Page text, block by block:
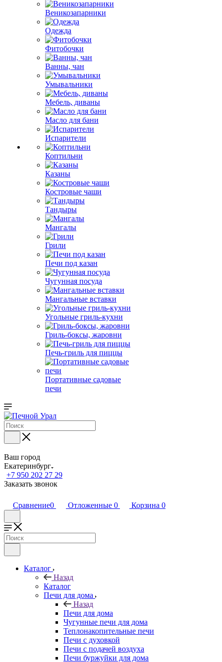
Веникозапарники
Одежда
Фитобочки
Ванны, чан
Умывальники
Мебель, диваны
Масло для бани
Испарители
Коптильни
Казаны
Костровые чаши
Тандыры
Мангалы
Грили
Печи под казан
Чугунная посуда
Мангальные вставки
Угольные гриль-кухни
Гриль-боксы, жаровни
Печь-гриль для пиццы
Портативные садовые
печи
Ваш город
Екатеринбург
+7 950 202 27 29
Заказать звонок
Сравнение0 Отложенные 0 Корзина 0
Каталог
Назад
Каталог
Печи для дома
Назад
Печи для дома
Чугунные печи для дома
Теплонакопительные печи
Печи с духовкой
Печи с подачей воздуха
Печи буржуйки для дома